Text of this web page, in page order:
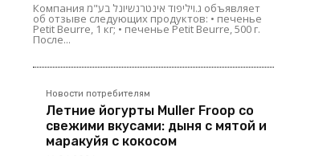
Компания ג.ויליפוד אינטרנשיונל בע"מ объявляет
об отзыве следующих продуктов: • печенье
Petit Beurre, 1 кг; • печенье Petit Beurre, 500 г.
После...
Новости потребителям
Летние йогурты Muller Froop со
свежими вкусами: дыня с мятой и
маракуйя с кокосом